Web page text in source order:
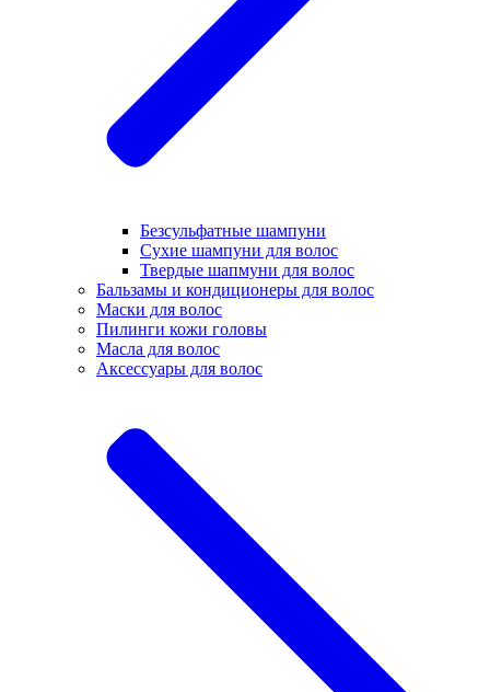
Безсульфатные шампуни
Сухие шампуни для волос
Твердые шапмуни для волос
Бальзамы и кондиционеры для волос
Маски для волос
Пилинги кожи головы
Масла для волос
Аксессуары для волос